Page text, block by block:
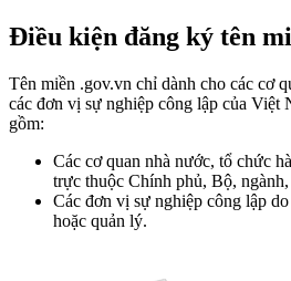
Điều kiện đăng ký tên
Tên miền .gov.vn chỉ dành cho các cơ
các đơn vị sự nghiệp công lập của Việt
gồm:
Các cơ quan nhà nước, tổ chức
trực thuộc Chính phủ, Bộ,
Các đơn vị sự nghiệp công lập
hoặc quản lý.